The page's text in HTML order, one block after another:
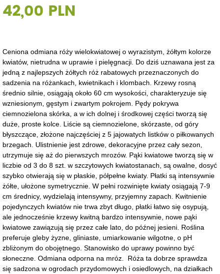
42,00 PLN
Ceniona odmiana róży wielokwiatowej o wyrazistym, żółtym kolorze
kwiatów, nietrudna w uprawie i pielęgnacji. Do dziś uznawana jest za
jedną z najlepszych żółtych róż rabatowych przeznaczonych do
sadzenia na różankach, kwietnikach i klombach. Krzewy rosną
średnio silnie, osiągają około 60 cm wysokości, charakteryzuje się
wzniesionym, gęstym i zwartym pokrojem. Pędy pokrywa
ciemnozielona skórka, a w ich dolnej i środkowej części tworzą się
duże, proste kolce. Liście są ciemnozielone, skórzaste, od góry
błyszczące, złożone najczęściej z 5 jajowatych listków o piłkowanych
brzegach. Ulistnienie jest zdrowe, dekoracyjne przez cały sezon,
utrzymuje się aż do pierwszych mrozów. Pąki kwiatowe tworzą się w
liczbie od 3 do 8 szt. w szczytowych kwiatostanach, są owalne, dosyć
szybko otwierają się w płaskie, półpełne kwiaty. Płatki są intensywnie
żółte, ułożone symetrycznie. W pełni rozwinięte kwiaty osiągają 7-9
cm średnicy, wydzielają intensywny, przyjemny zapach. Kwitnienie
pojedynczych kwiatów nie trwa zbyt długo, płatki łatwo się osypują,
ale jednocześnie krzewy kwitną bardzo intensywnie, nowe pąki
kwiatowe zawiązują się przez całe lato, do późnej jesieni. Roślina
preferuje gleby żyzne, gliniaste, umiarkowanie wilgotne, o pH
zbliżonym do obojętnego. Stanowisko do uprawy powinno być
słoneczne. Odmiana odporna na mróz. Róża ta dobrze sprawdza
się sadzona w ogrodach przydomowych i osiedlowych, na działkach